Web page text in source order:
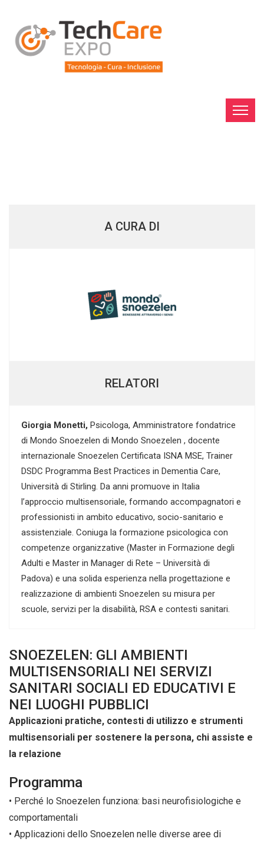
A CURA DI
RELATORI
Giorgia Monetti, Psicologa, Amministratore fondatrice
di Mondo Snoezelen di Mondo Snoezelen , docente
internazionale Snoezelen Certificata ISNA MSE, Trainer
DSDC Programma Best Practices in Dementia Care,
Università di Stirling. Da anni promuove in Italia
l’approccio multisensoriale, formando accompagnatori e
professionisti in ambito educativo, socio-sanitario e
assistenziale. Coniuga la formazione psicologica con
competenze organizzative (Master in Formazione degli
Adulti e Master in Manager di Rete – Università di
Padova) e una solida esperienza nella progettazione e
realizzazione di ambienti Snoezelen su misura per
scuole, servizi per la disabilità, RSA e contesti sanitari.
SNOEZELEN: GLI AMBIENTI
MULTISENSORIALI NEI SERVIZI
SANITARI SOCIALI ED EDUCATIVI E
NEI LUOGHI PUBBLICI
Applicazioni pratiche, contesti di utilizzo e strumenti
multisensoriali per sostenere la persona, chi assiste e
la relazione
Programma
• Perché lo Snoezelen funziona: basi neurofisiologiche e
comportamentali
• Applicazioni dello Snoezelen nelle diverse aree di